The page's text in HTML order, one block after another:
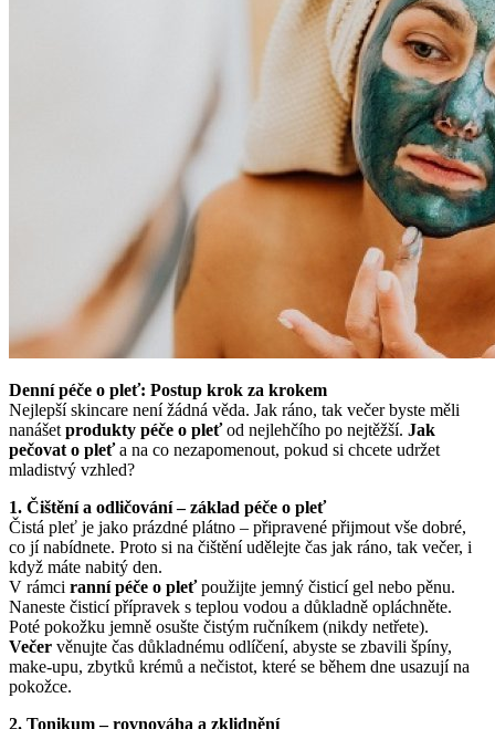
Denní péče o pleť: Postup krok za krokem
Nejlepší skincare není žádná věda. Jak ráno, tak večer byste měli
nanášet produkty péče o pleťod nejlehčího po nejtěžší. Jak
pečovat o pleťa na co nezapomenout, pokud si chcete udržet
mladistvý vzhled?
1. Čištění a odličování – základ péče o pleť
Čistá pleť je jako prázdné plátno – připravené přijmout vše dobré,
co jí nabídnete. Proto si na čištění udělejte čas jak ráno, tak večer, i
když máte nabitý den.
V rámci ranní péče o pleťpoužijte jemný čisticí gel nebo pěnu.
Naneste čisticí přípravek s teplou vodou a důkladně opláchněte.
Poté pokožku jemně osušte čistým ručníkem (nikdy netřete).
Večer věnujte čas důkladnému odlíčení, abyste se zbavili špíny,
make-upu, zbytků krémů a nečistot, které se během dne usazují na
pokožce.
2. Tonikum – rovnováha a zklidnění